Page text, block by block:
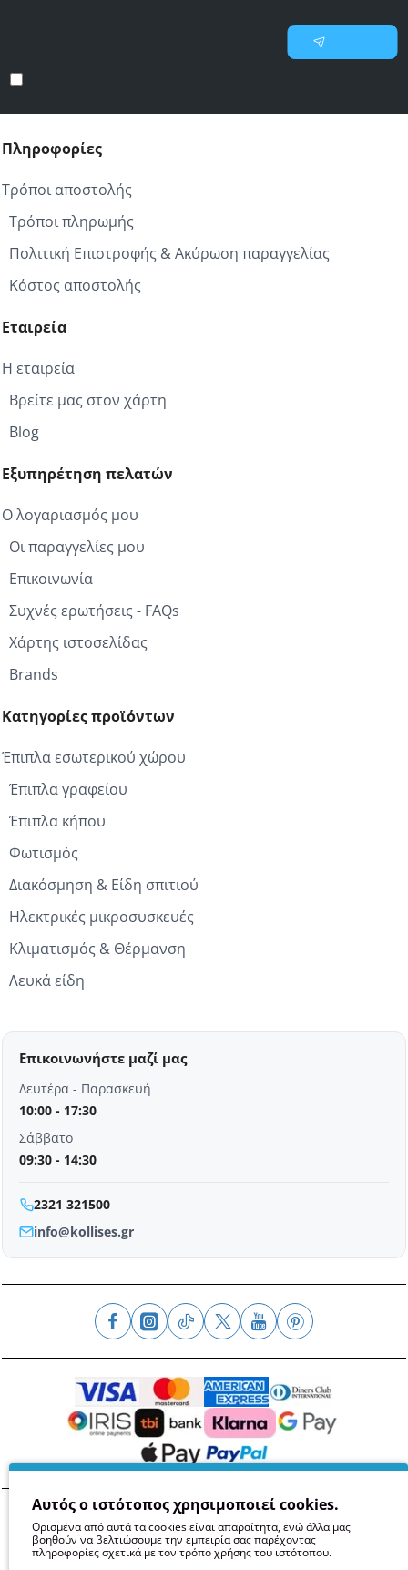
email
σας
Πληροφορίες
Τρόποι αποστολής
Τρόποι πληρωμής
Πολιτική Επιστροφής & Ακύρωση παραγγελίας
Κόστος αποστολής
Εταιρεία
Η εταιρεία
Βρείτε μας στον χάρτη
Blog
Εξυπηρέτηση πελατών
Ο λογαριασμός μου
Οι παραγγελίες μου
Επικοινωνία
Συχνές ερωτήσεις - FAQs
Χάρτης ιστοσελίδας
Brands
Κατηγορίες προϊόντων
Έπιπλα εσωτερικού χώρου
Έπιπλα γραφείου
Έπιπλα κήπου
Φωτισμός
Διακόσμηση & Είδη σπιτιού
Ηλεκτρικές μικροσυσκευές
Κλιματισμός & Θέρμανση
Λευκά είδη
Επικοινωνήστε μαζί μας
Δευτέρα - Παρασκευή
10:00 - 17:30
Σάββατο
09:30 - 14:30
2321 321500
info@kollises.gr
ΌροιΑπόρρητοΑσφάλειαGDPR Cookies
Αυτός ο ιστότοπος χρησιμοποιεί cookies.
Ορισμένα από αυτά τα cookies είναι απαραίτητα, ενώ άλλα μας
βοηθούν να βελτιώσουμε την εμπειρία σας παρέχοντας
πληροφορίες σχετικά με τον τρόπο χρήσης του ιστότοπου.